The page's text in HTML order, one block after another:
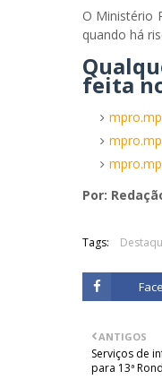
O Ministério
quando há
feita
Por:
Tags:
ANTIGOS
Serviços de
para 13ª